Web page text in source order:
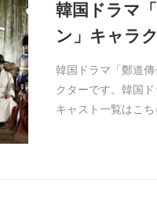
韓国ドラマ
ン」キャラ
韓国ドラマ「鄭道
クターです。韓国
キャスト一覧はこ